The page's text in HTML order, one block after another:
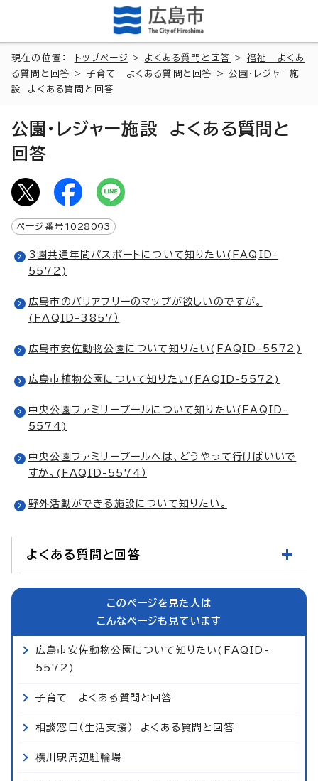
現在の位置： トップページ > よくある質問と回答 > 福祉 よくあ
る質問と回答
> 子育て よくある質問と回答
> 公園・レジャー施
設 よくある質問と回答
公園・レジャー施設 よくある質問と
回答
ページ番号 1028093
3園共通年間パスポートについて知りたい(FAQID-
5572)
広島市のバリアフリーのマップが欲しいのですが。
(FAQID-3857）
広島市安佐動物公園について知りたい(FAQID-5572)
広島市植物公園について知りたい(FAQID-5572)
中央公園ファミリープールについて知りたい(FAQID-
5574)
中央公園ファミリープールへは、どうやって行けばいいで
すか。(FAQID-5574）
野外活動ができる施設について知りたい。
よくある質問と回答
このページを見た人は
こんなページも見ています
広島市安佐動物公園について知りたい(FAQID-
5572)
子育て よくある質問と回答
相談窓口（生活支援） よくある質問と回答
横川駅周辺駐輪場